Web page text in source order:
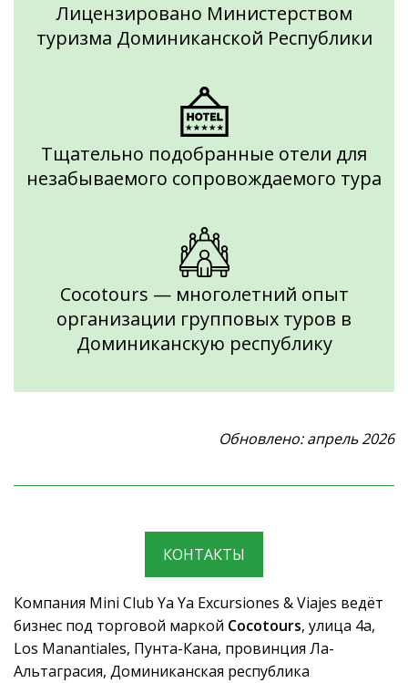
Лицензировано Министерством
туризма Доминиканской Республики
Тщательно подобранные отели для
незабываемого сопровождаемого тура
Cocotours — многолетний опыт
организации групповых туров в
Доминиканскую республику
Обновлено: апрель 2026
КОНТАКТЫ
Компания Mini Club Ya Ya Excursiones & Viajes ведёт
бизнес под торговой маркой Cocotours, улица 4a,
Los Manantiales, Пунта-Кана, провинция Ла-
Альтаграсия, Доминиканская республика